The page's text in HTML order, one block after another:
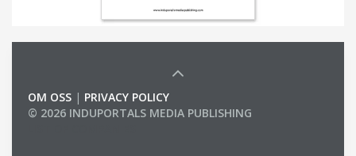
OM OSS | PRIVACY POLICY
© 2026 INDUPORTALS MEDIA PUBLISHING